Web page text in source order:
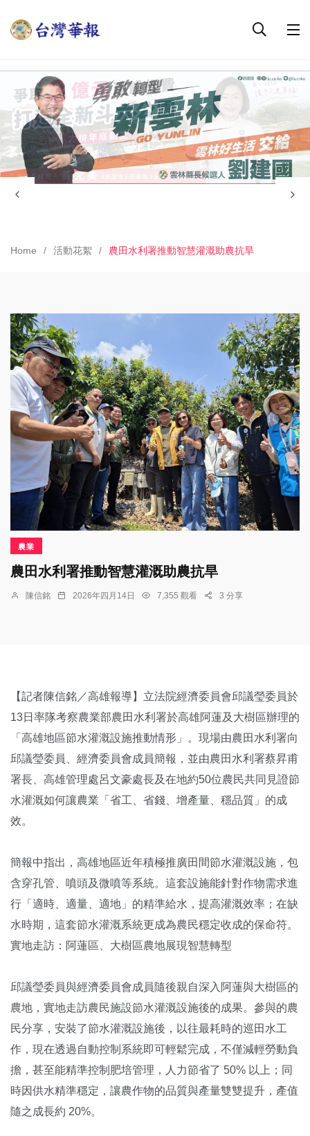
Home 活動花絮 農田水利署推動智慧灌溉助農抗旱
農業
農田水利署推動智慧灌溉助農抗旱
陳信銘 2026年四月14日 7,355 觀看 3 分享
【記者陳信銘／高雄報導】立法院經濟委員會邱議瑩委員於
13日率隊考察農業部農田水利署於高雄阿蓮及大樹區辦理的
「高雄地區節水灌溉設施推動情形」。現場由農田水利署向
邱議瑩委員、經濟委員會成員簡報，並由農田水利署蔡昇甫
署長、高雄管理處呂文豪處長及在地約50位農民共同見證節
水灌溉如何讓農業「省工、省錢、增產量、穩品質」的成
效。
簡報中指出，高雄地區近年積極推廣田間節水灌溉設施，包
含穿孔管、噴頭及微噴等系統。這套設施能針對作物需求進
行「適時、適量、適地」的精準給水，提高灌溉效率；在缺
水時期，這套節水灌溉系統更成為農民穩定收成的保命符。
實地走訪：阿蓮區、大樹區農地展現智慧轉型
邱議瑩委員與經濟委員會成員隨後親自深入阿蓮與大樹區的
農地，實地走訪農民施設節水灌溉設施後的成果。參與的農
民分享，安裝了節水灌溉設施後，以往最耗時的巡田水工
作，現在透過自動控制系統即可輕鬆完成，不僅減輕勞動負
擔，甚至能精準控制肥培管理，人力節省了 50% 以上；同
時因供水精準穩定，讓農作物的品質與產量雙雙提升，產值
隨之成長約 20%。